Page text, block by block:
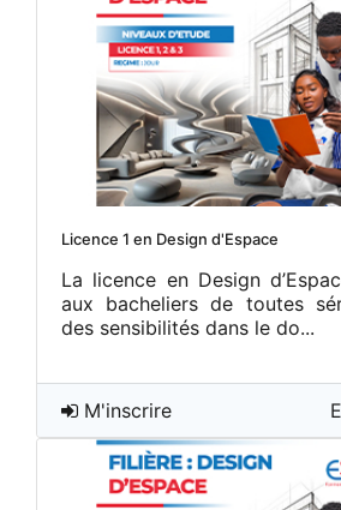
Licence 1 en Design d'Espace
La licence en Design
aux bacheliers de toutes
des sensibilités dans le do...
M'inscrire